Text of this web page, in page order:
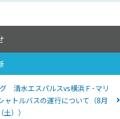
清水エスパルスvs横浜Ｆ･マリ
ャトルバスの運行について（8月
））